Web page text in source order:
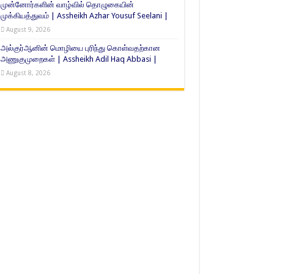
முன்னோர்களின் வாழ்வில் தொழுகையின்
முக்கியத்துவம் | Assheikh Azhar Yousuf Seelani |
August 9, 2026
அல்குர்ஆனின் மொழியை புரிந்து கொள்வதற்கான
அணுகுமுறைகள் | Assheikh Adil Haq Abbasi |
August 8, 2026